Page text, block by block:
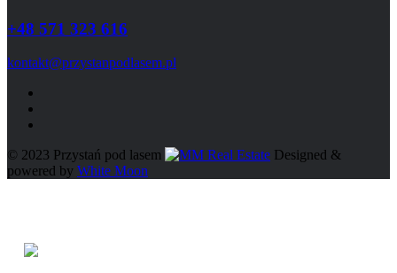
+48 571 323 616
kontakt@przystanpodlasem.pl
© 2023 Przystań pod lasem
Designed &
powered by White Moon